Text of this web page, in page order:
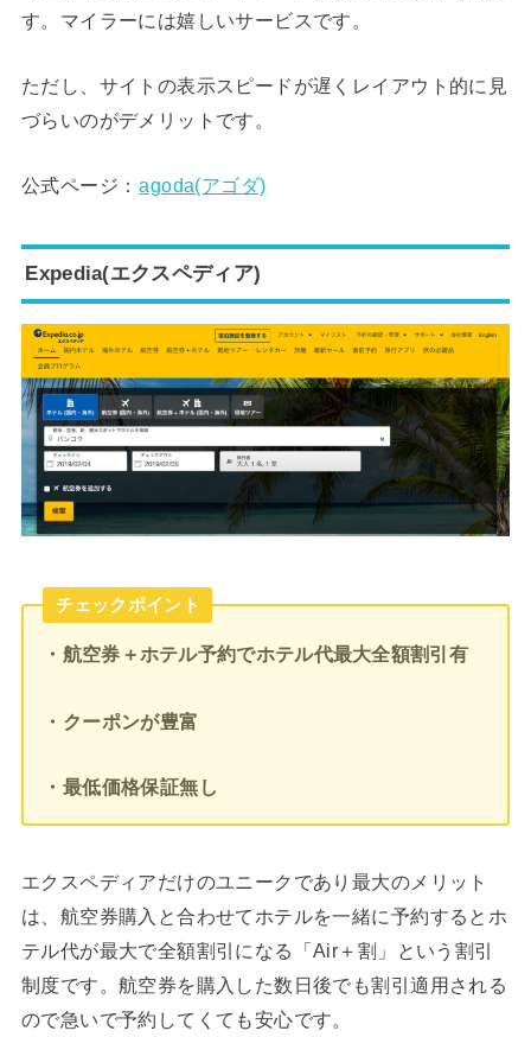
す。マイラーには嬉しいサービスです。
ただし、サイトの表示スピードが遅くレイアウト的に見
づらいのがデメリットです。
公式ページ： agoda(アゴダ)
Expedia(エクスペディア)
チェックポイント
・航空券＋ホテル予約でホテル代最大全額割引有
・クーポンが豊富
・最低価格保証無し
エクスペディアだけのユニークであり最大のメリット
は、航空券購入と合わせてホテルを一緒に予約するとホ
テル代が最大で全額割引になる「Air＋割」という割引
制度です。航空券を購入した数日後でも割引適用される
ので急いで予約してくても安心です。